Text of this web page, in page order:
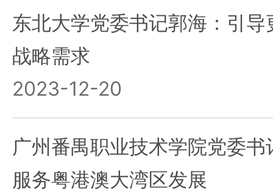
东北大学党委书记郭海：引
战略需求
2023-12-20
广州番禺职业技术学院党委
服务粤港澳大湾区发展